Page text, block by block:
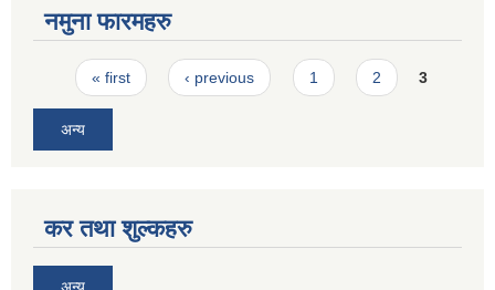
नमुना फारमहरु
Pages
« first ‹ previous 1 2 3
अन्य
कर तथा शुल्कहरु
अन्य